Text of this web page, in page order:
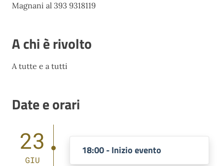
Magnani al 393 9318119
A chi è rivolto
A tutte e a tutti
Date e orari
23
GIU
18:00 - Inizio evento